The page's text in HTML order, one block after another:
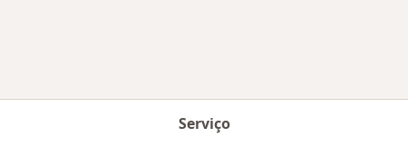
Serviço